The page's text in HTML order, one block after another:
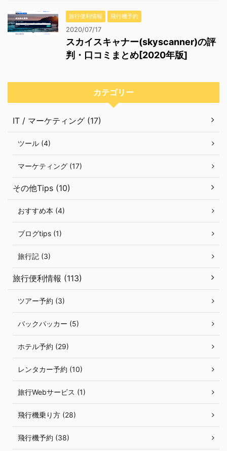
旅行便利情報 飛行機予約
2020/07/17
スカイスキャナー(skyscanner)の評
判・口コミまとめ[2020年版]
カテゴリー
IT / マーケティング (17)
ツール (4)
マーケティング (17)
その他Tips (10)
おすすめ本 (4)
ブログtips (1)
旅行記 (3)
旅行便利情報 (113)
ツアー予約 (3)
バックパッカー (5)
ホテル予約 (29)
レンタカー予約 (10)
旅行Webサービス (1)
飛行機乗り方 (28)
飛行機予約 (38)